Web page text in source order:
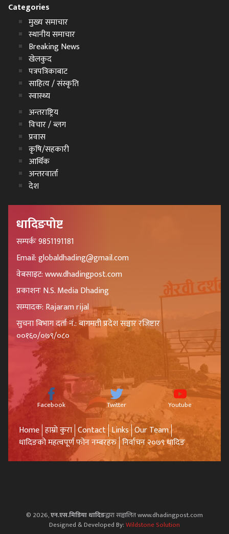
Categories
मुख्य समाचार
स्थानीय समाचार
Breaking News
खेलकुद
पत्रपत्रिकाबाट
साहित्य / संस्कृति
स्वास्थ्य
अन्तराष्ट्रिय
विचार / ब्लग
प्रवास
कृषि/सहकारी
आर्थिक
अन्तरवार्ता
देश
धादिङपोष्ट
सम्पर्कः 9851191181
Email: globaldhading@gmail.com
वेबसाइट: www.dhadingpost.com
प्रकाशनः N.S. Media Dhading
सम्पादक: Rajaram rijal
सुचना बिभाग दर्ता नं.: बागमती प्रदेश सञ्चार रजिष्टार
००१६०/०७९/०८०
Facebook Twitter Youtube
Home हाम्रो कुरा Contact Links Our Team
धादिङको महत्वपूर्ण फोन नम्बरहरु निर्वाचन २०७९ धादिङ
© 2026,एन.एस.मिडिया धादिङद्वारा सञ्चालित www.dhadingpost.com
Designed & Developed By:Wildstone Solution